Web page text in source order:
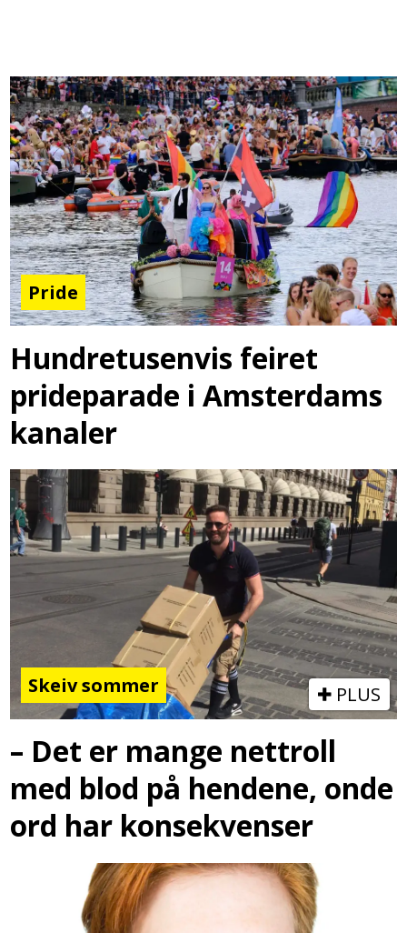
Pride
Hundretusenvis feiret
prideparade i Amsterdams
kanaler
Skeiv sommer PLUS
– Det er mange nettroll
med blod på hendene, onde
ord har konsekvenser